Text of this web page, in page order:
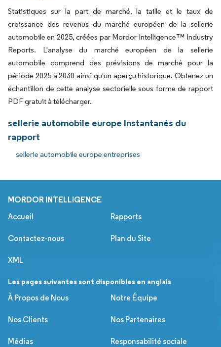
Statistiques sur la part de marché, la taille et le taux de
croissance des revenus du marché européen de la sellerie
automobile en 2025, créées par Mordor Intelligence™ Industry
Reports. L'analyse du marché européen de la sellerie
automobile comprend des prévisions de marché pour la
période 2025 à 2030 ainsi qu'un aperçu historique. Obtenez un
échantillon de cette analyse sectorielle sous forme de rapport
PDF gratuit à télécharger.
sellerie automobile europe Instantanés du
rapport
sellerie automobile europe entreprises
MORDOR INTELLIGENCE
Accueil Rapports
Contactez-nous Plan du Site
XML
Les pages suivantes sont disponibles en anglais
À Propos de Nous
Notre Équipe
Nos Clients Nos Partenaires
Médias Responsabilité sociale